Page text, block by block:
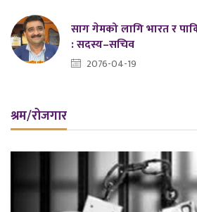
साग गेमको लागि भारत र
: सदस्य–सचिव
2076-04-19
श्रम/रोजगार